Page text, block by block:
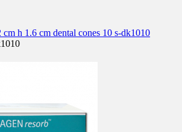
cm h 1.6 cm dental cones 10 s-dk1010